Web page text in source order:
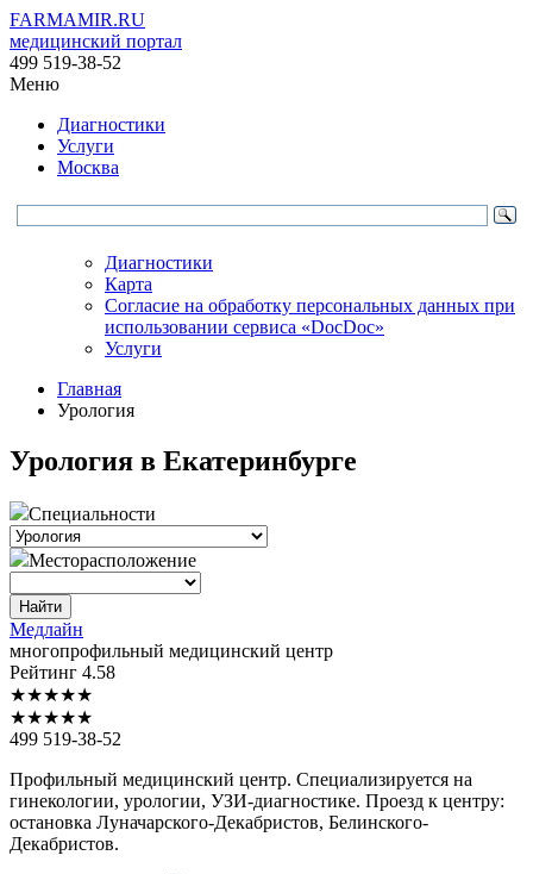
FARMAMIR.RU
медицинский портал
499 519-38-52
Меню
Диагностики
Услуги
Москва
Диагностики
Карта
Согласие на обработку персональных данных при
использовании сервиса «DocDoc»
Услуги
Главная
Урология
Урология в Екатеринбурге
Специальности
Месторасположение
Найти
Медлайн
многопрофильный медицинский центр
Рейтинг 4.58
★★★★★
★★★★★
499 519-38-52
Профильный медицинский центр. Специализируется на
гинекологии, урологии, УЗИ-диагностике. Проезд к центру:
остановка Луначарского-Декабристов, Белинского-
Декабристов.